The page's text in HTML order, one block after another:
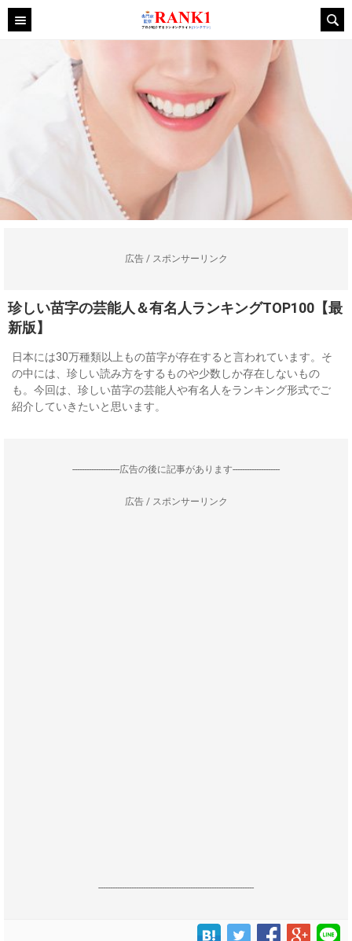
広告 / スポンサーリンク
珍しい苗字の芸能人＆有名人ランキングTOP100【最
新版】
日本には30万種類以上もの苗字が存在すると言われています。そ
の中には、珍しい読み方をするものや少数しか存在しないもの
も。今回は、珍しい苗字の芸能人や有名人をランキング形式でご
紹介していきたいと思います。
--------------------広告の後に記事があります--------------------
広告 / スポンサーリンク
------------------------------------------------------------------